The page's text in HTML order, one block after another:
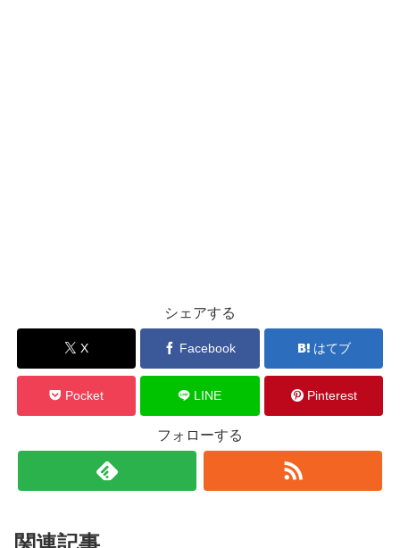
シェアする
X Facebook はてブ
Pocket LINE Pinterest
フォローする
関連記事